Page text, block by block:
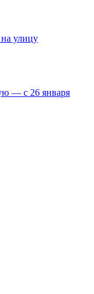
улицу
— с 26 января